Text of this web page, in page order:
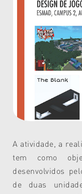
A atividade, a
tem como
desenvolvidos
de duas